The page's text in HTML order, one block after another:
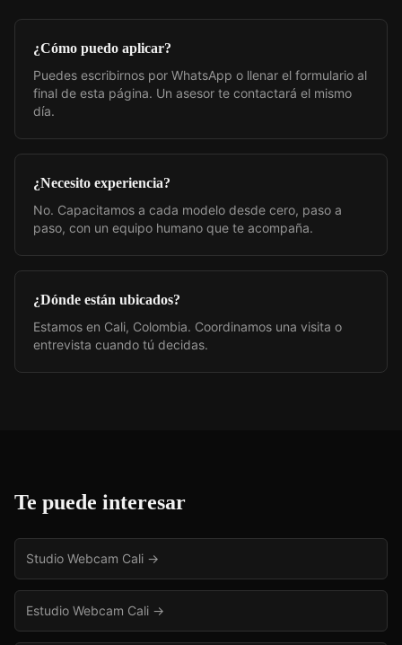
¿Cómo puedo aplicar?
Puedes escribirnos por WhatsApp o llenar el formulario al
final de esta página. Un asesor te contactará el mismo
día.
¿Necesito experiencia?
No. Capacitamos a cada modelo desde cero, paso a
paso, con un equipo humano que te acompaña.
¿Dónde están ubicados?
Estamos en Cali, Colombia. Coordinamos una visita o
entrevista cuando tú decidas.
Te puede interesar
Studio Webcam Cali →
Estudio Webcam Cali →